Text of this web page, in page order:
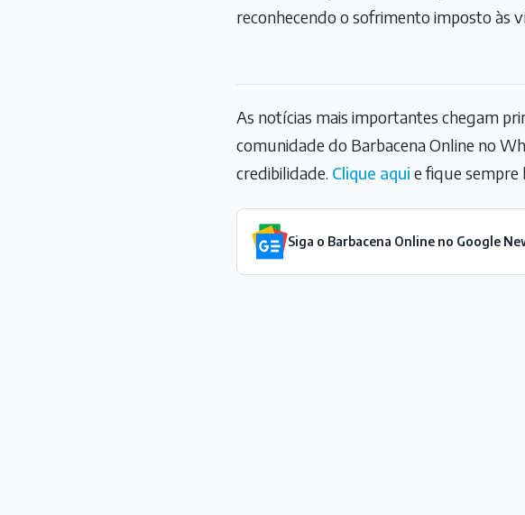
reconhecendo o sofrimento imposto às
As notícias mais importantes chegam
comunidade do Barbacena Online no
credibilidade. Clique aqui e fique sempre
Siga o Barbacena Online no Google